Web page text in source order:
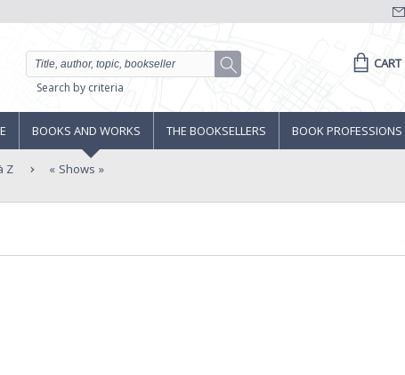
Search by criteria
CART
BOOKS AND WORKS THE BOOKSELLERS BOOK PROFESSIONS
Z Shows